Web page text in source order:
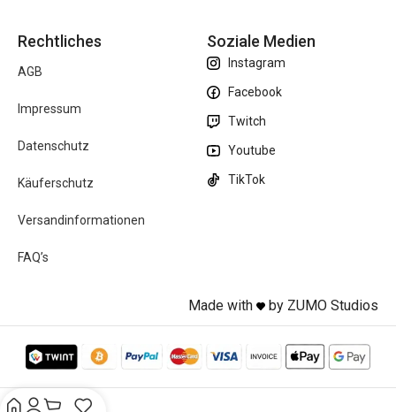
Rechtliches
AGB
Impressum
Datenschutz
Käuferschutz
Versandinformationen
FAQ’s
Soziale Medien
Instagram
Facebook
Twitch
Youtube
TikTok
Made with by ZUMO Studios